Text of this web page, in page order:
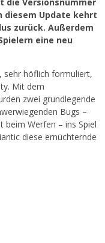
diesem Update kehrt
zurück. Außerdem
eine neu
sehr höflich formuliert,
Mit dem
zwei grundlegende
Bugs –
beim Werfen – ins Spiel
diese ernüchternde